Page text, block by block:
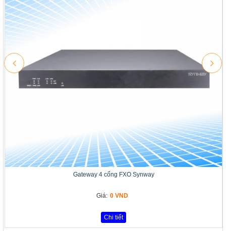
Gateway 4 cổng FXO Synway
Giá: 0 VND
Chi tiết